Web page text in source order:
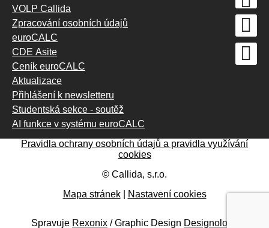
VOLP Callida
Zpracování osobních údajů
euroCALC
CDE Asite
Ceník euroCALC
Aktualizace
Přihlášení k newsletteru
Studentská sekce - soutěž
AI funkce v systému euroCALC
Pravidla ochrany osobních údajů a pravidla využívání
cookies
© Callida, s.r.o.
Mapa stránek| Nastavení cookies
Spravuje Rexonix / Graphic Design Designology